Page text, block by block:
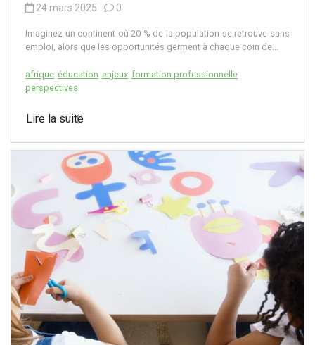
24 mars 2025 0
Imaginez un continent où 20 % de la population se retrouve sans
emploi, alors que les opportunités germent à chaque coin de...
afrique éducation enjeux formation professionnelle
perspectives
Lire la suite